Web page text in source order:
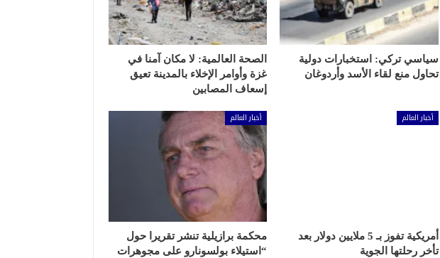
سياسي تركي: استخبارات دولية
تحاول منع لقاء الأسد وأردوغان
الصحة العالمية: لا مكان آمنا في
غزة وأوامر الإخلاء بالمدينة تعيق
إسعاف المصابين
أخبار العالم
أمريكية تفوز بـ 5 ملايين دولار بعد
تأخر رحلتها الجوية
أخبار العالم
محكمة برازيلية تنشر تقريرا حول
“استيلاء بولسونارو على مجوهرات